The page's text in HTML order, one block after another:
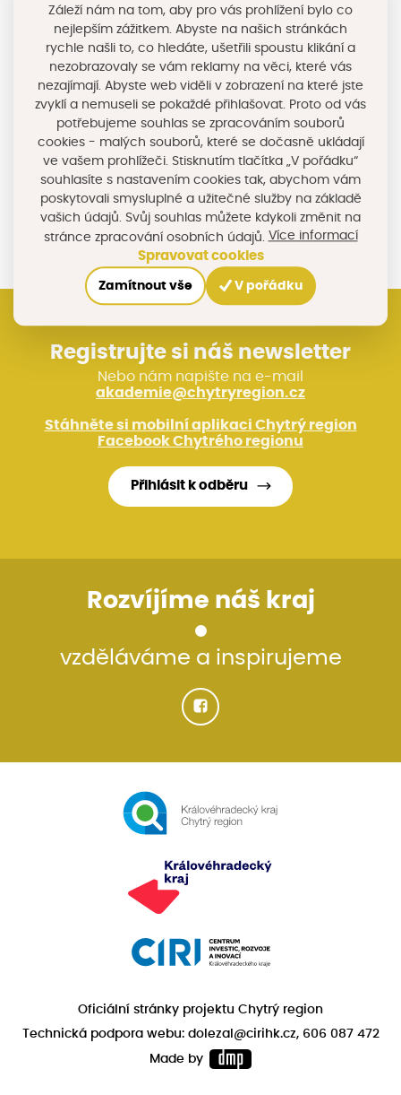
Předchozí lekce
Další lekce
Sdílejte na sociálních sítích
Registrujte si náš newsletter
Nebo nám napište na e-mail
akademie@chytryregion.cz
Stáhněte si mobilní aplikaci Chytrý region
Facebook Chytrého regionu
Přihlásit k odběru
Rozvíjíme náš kraj
vzděláváme a inspirujeme
Oficiální stránky projektu Chytrý region
Technická podpora webu: dolezal@cirihk.cz, 606 087 472
Made by
Záleží nám na tom, aby pro vás prohlížení bylo co
nejlepším zážitkem. Abyste na našich stránkách
rychle našli to, co hledáte, ušetřili spoustu klikání a
nezobrazovaly se vám reklamy na věci, které vás
nezajímají. Abyste web viděli v zobrazení na které jste
zvyklí a nemuseli se pokaždé přihlašovat. Proto od vás
potřebujeme souhlas se zpracováním souborů
cookies - malých souborů, které se dočasně ukládají
ve vašem prohlížeči. Stisknutím tlačítka „V pořádku“
souhlasíte s nastavením cookies tak, abychom vám
poskytovali smysluplné a užitečné služby na základě
vašich údajů. Svůj souhlas můžete kdykoli změnit na
stránce zpracování osobních údajů. Více informací
Spravovat cookies
Zamítnout vše V pořádku